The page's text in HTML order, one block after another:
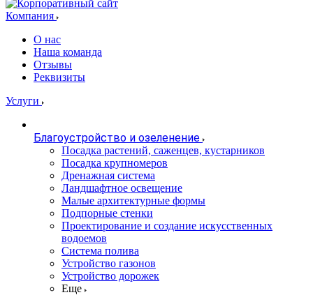
Компания
О нас
Наша команда
Отзывы
Реквизиты
Услуги
Благоустройство и озеленение
Посадка растений, саженцев, кустарников
Посадка крупномеров
Дренажная система
Ландшафтное освещение
Малые архитектурные формы
Подпорные стенки
Проектирование и создание искусственных
водоемов
Система полива
Устройство газонов
Устройство дорожек
Еще